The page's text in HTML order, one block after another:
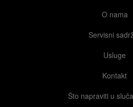
O nama
Servisni
Usluge
Kontakt
Što napraviti u